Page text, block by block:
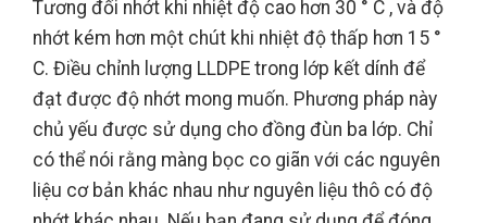
Tương đối nhớt khi nhiệt độ cao hơn 30 ° C , và độ
nhớt kém hơn một chút khi nhiệt độ thấp hơn 15 °
C. Điều chỉnh lượng LLDPE trong lớp kết dính để
đạt được độ nhớt mong muốn. Phương pháp này
chủ yếu được sử dụng cho đồng đùn ba lớp. Chỉ
có thể nói rằng màng bọc co giãn với các nguyên
liệu cơ bản khác nhau như nguyên liệu thô có độ